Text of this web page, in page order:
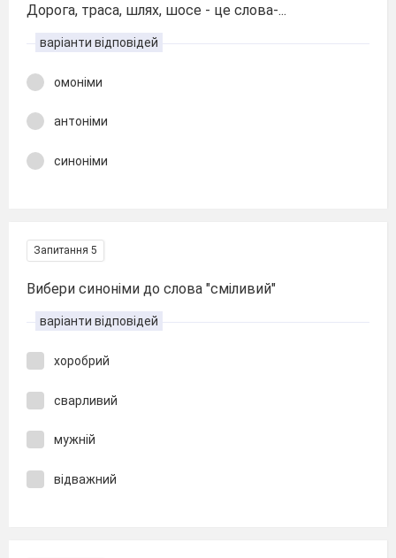
Дорога, траса, шлях, шосе - це слова-...
варіанти відповідей
омоніми
антоніми
синоніми
Запитання 5
Вибери синоніми до слова "сміливий"
варіанти відповідей
хоробрий
сварливий
мужній
відважний